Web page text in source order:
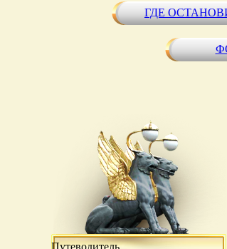
ГДЕ
Путеводитель